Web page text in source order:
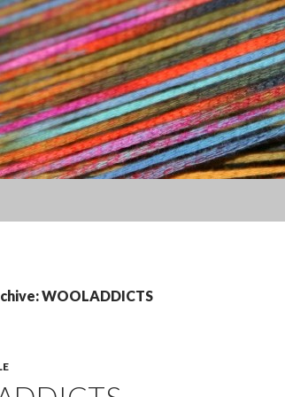
WOOLADDICTS